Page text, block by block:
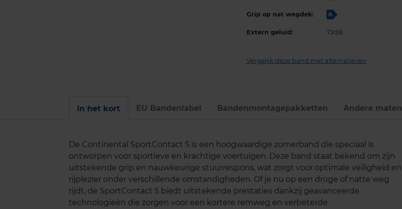
Grip op nat wegdek: A
Extern geluid: 72dB
Vergelijk deze band met alternatieven
In het kort EU Bandenlabel Bandenmontage­pakketten Andere maten
De Continental SportContact 5 is een hoogwaardige zomerband die speciaal is
ontworpen voor sportieve en krachtige voertuigen. Deze band staat bekend om zijn
uitstekende grip en nauwkeurige stuurrespons, wat zorgt voor optimale veiligheid en
rijplezier onder verschillende omstandigheden. Of je nu op een droge of natte weg
rijdt, de SportContact 5 biedt uitstekende prestaties dankzij geavanceerde
technologieën die zorgen voor een kortere remweg en verbeterde